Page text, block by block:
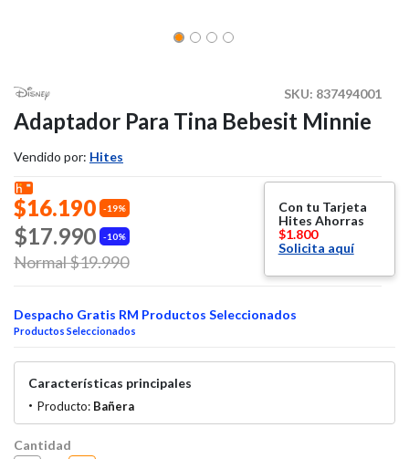
SKU: 837494001
Adaptador Para Tina Bebesit Minnie
Vendido por: Hites
19%
$16.190
10%
$17.990
Price reduced from
Normal $19.990to
Con tu Tarjeta
Hites Ahorras
$1.800
Solicita aquí
Despacho Gratis RM Productos Seleccionados
Productos Seleccionados
Características principales
Producto: Bañera
Cantidad